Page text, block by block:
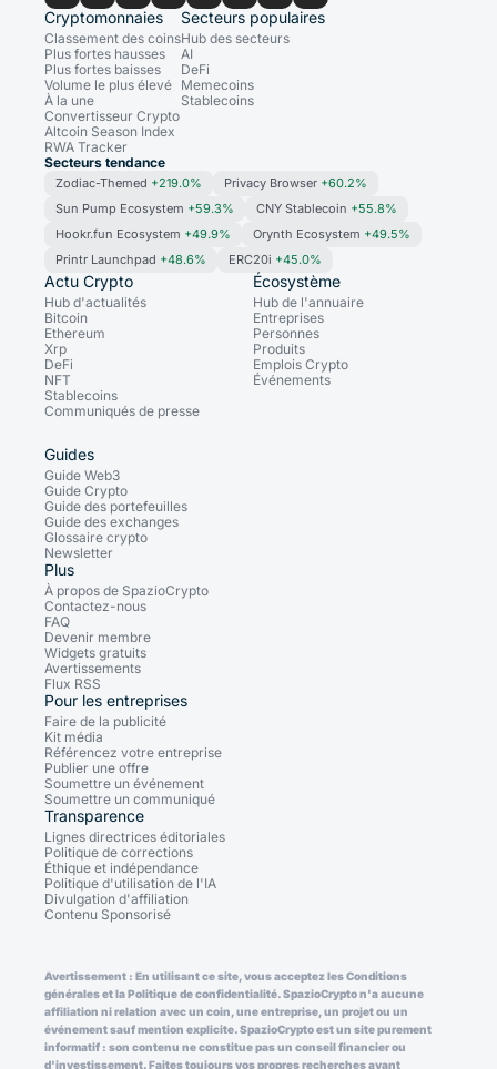
Cryptomonnaies
Classement des coins
Plus fortes hausses
Plus fortes baisses
Volume le plus élevé
À la une
Convertisseur Crypto
Altcoin Season Index
RWA Tracker
Secteurs populaires
Hub des secteurs
AI
DeFi
Memecoins
Stablecoins
Secteurs tendance
Zodiac-Themed +219.0% Privacy Browser +60.2%
Sun Pump Ecosystem +59.3% CNY Stablecoin +55.8%
Hookr.fun Ecosystem +49.9% Orynth Ecosystem +49.5%
Printr Launchpad +48.6% ERC20i +45.0%
Actu Crypto
Hub d'actualités
Bitcoin
Ethereum
Xrp
DeFi
NFT
Stablecoins
Communiqués de presse
Écosystème
Hub de l'annuaire
Entreprises
Personnes
Produits
Emplois Crypto
Événements
Guides
Guide Web3
Guide Crypto
Guide des portefeuilles
Guide des exchanges
Glossaire crypto
Newsletter
Plus
À propos de SpazioCrypto
Contactez-nous
FAQ
Devenir membre
Widgets gratuits
Avertissements
Flux RSS
Pour les entreprises
Faire de la publicité
Kit média
Référencez votre entreprise
Publier une offre
Soumettre un événement
Soumettre un communiqué
Transparence
Lignes directrices éditoriales
Politique de corrections
Éthique et indépendance
Politique d'utilisation de l'IA
Divulgation d'affiliation
Contenu Sponsorisé
Avertissement : En utilisant ce site, vous acceptez les Conditions
générales et la Politique de confidentialité. SpazioCrypto n'a aucune
affiliation ni relation avec un coin, une entreprise, un projet ou un
événement sauf mention explicite. SpazioCrypto est un site purement
informatif : son contenu ne constitue pas un conseil financier ou
d'investissement. Faites toujours vos propres recherches avant